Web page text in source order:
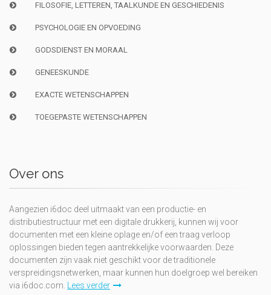
FILOSOFIE, LETTEREN, TAALKUNDE EN GESCHIEDENIS
PSYCHOLOGIE EN OPVOEDING
GODSDIENST EN MORAAL
GENEESKUNDE
EXACTE WETENSCHAPPEN
TOEGEPASTE WETENSCHAPPEN
Over ons
Aangezien i6doc deel uitmaakt van een productie- en
distributiestructuur met een digitale drukkerij, kunnen wij voor
documenten met een kleine oplage en/of een traag verloop
oplossingen bieden tegen aantrekkelijke voorwaarden. Deze
documenten zijn vaak niet geschikt voor de traditionele
verspreidingsnetwerken, maar kunnen hun doelgroep wel bereiken
via i6doc.com. Lees verder